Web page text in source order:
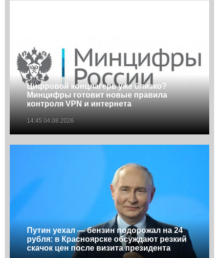
Цифровой концлагерь уже близко?
Минцифры готовит новые правила
контроля VPN и интернета
14:45 04.08.2026
Путин уехал — бензин подорожал на 24
рубля: в Красноярске обсуждают резкий
скачок цен после визита президента